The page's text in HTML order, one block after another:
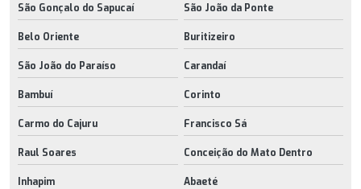
São Gonçalo do Sapucaí São João da Ponte
Belo Oriente Buritizeiro
São João do Paraíso Carandaí
Bambuí Corinto
Carmo do Cajuru Francisco Sá
Raul Soares Conceição do Mato Dentro
Inhapim Abaeté